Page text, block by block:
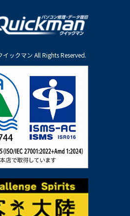
イックマン All Rights Reserved.